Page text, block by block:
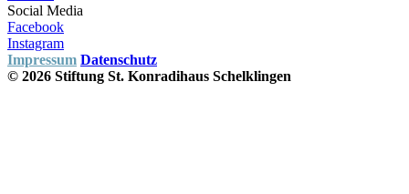
Social Media
Facebook
Instagram
Impressum Datenschutz
© 2026 Stiftung St. Konradihaus Schelklingen